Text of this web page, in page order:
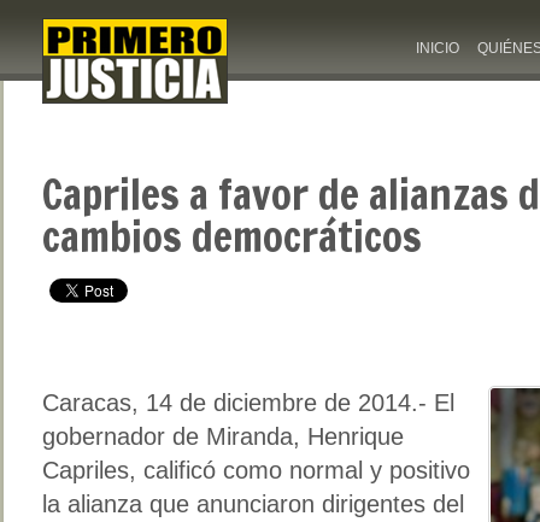
INICIO
Capriles a favor de alianzas
cambios democráticos
Caracas, 14 de diciembre de 2014.- El
gobernador de Miranda, Henrique
Capriles, calificó como normal y positivo
la alianza que anunciaron dirigentes del